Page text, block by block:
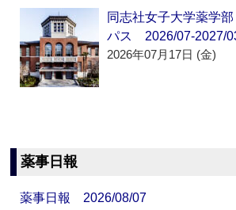
同志社女子大学薬学
パス 2026/07-2027/
2026年07月17日 (金)
薬事日報
薬事日報 2026/08/07